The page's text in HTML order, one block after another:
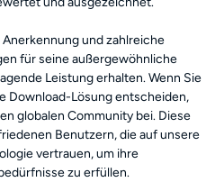
und zahlreiche
für seine außergewöhnliche
Leistung erhalten. Wenn Sie
Download-Lösung entscheiden,
globalen Community bei. Diese
Benutzern, die auf unsere
vertrauen, um ihre
zu erfüllen.